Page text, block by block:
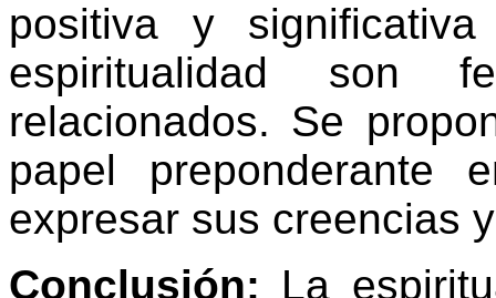
positiva y
espiritualidad son
relacionados. Se
papel
expresar sus creencias
Conclusión: La